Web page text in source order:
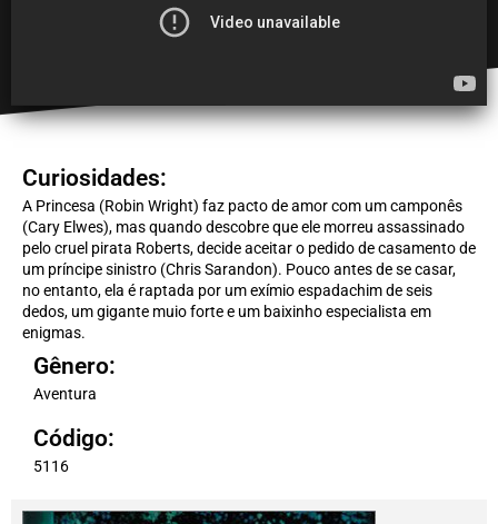
Curiosidades:
A Princesa (Robin Wright) faz pacto de amor com um camponês
(Cary Elwes), mas quando descobre que ele morreu assassinado
pelo cruel pirata Roberts, decide aceitar o pedido de casamento de
um príncipe sinistro (Chris Sarandon). Pouco antes de se casar,
no entanto, ela é raptada por um exímio espadachim de seis
dedos, um gigante muio forte e um baixinho especialista em
enigmas.
Gênero:
Aventura
Código:
5116